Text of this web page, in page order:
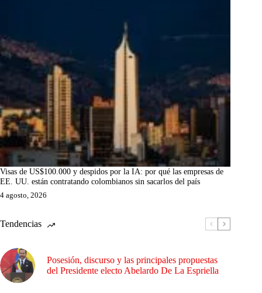
Visas de US$100.000 y despidos por la IA: por qué las empresas de
EE. UU. están contratando colombianos sin sacarlos del país
4 agosto, 2026
Tendencias
Posesión, discurso y las principales propuestas
del Presidente electo Abelardo De La Espriella